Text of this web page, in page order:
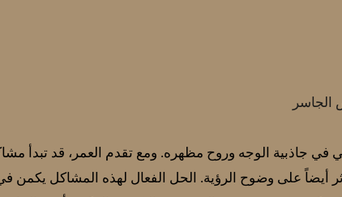
الجاسر
في جاذبية الوجه وروح مظهره. ومع تقدم العمر، قد تبدأ
أيضاً على وضوح الرؤية. الحل الفعال لهذه المشاكل يكمن